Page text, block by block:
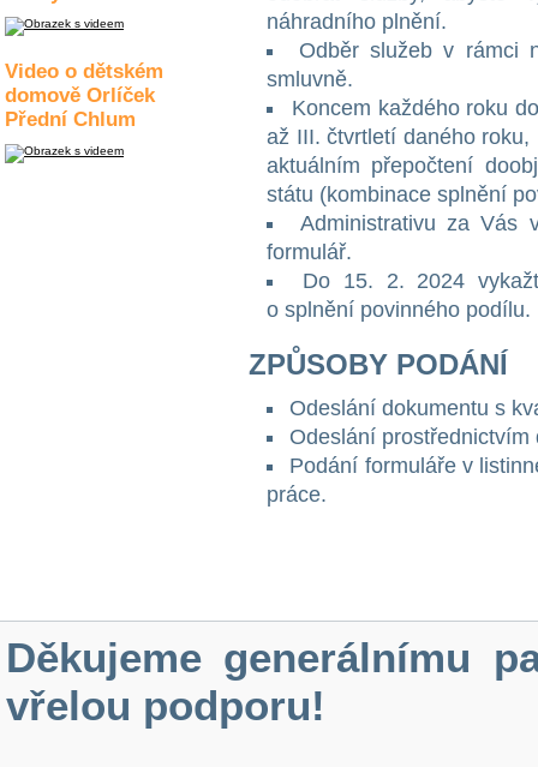
Video o dětském
domově Orlíček
Přední Chlum
náhradního plnění.
Odběr služeb v rámci
smluvně.
Koncem každého roku
až III. čtvrtletí daného
aktuálním přepočtení
státu (kombinace splnění
Administrativu za Vás
formulář.
Do 15. 2. 2024
o splnění povinného podílu.
ZPŮSOBY PODÁNÍ
Odeslání dokumentu s
Odeslání prostřednictvím
Podání formuláře v
práce.
Děkujeme generálnímu
vřelou podporu!